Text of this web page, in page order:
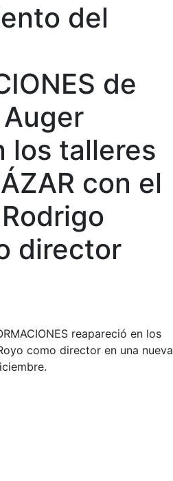
del
de
los talleres
con el
director
reapareció en los
como director en una nueva